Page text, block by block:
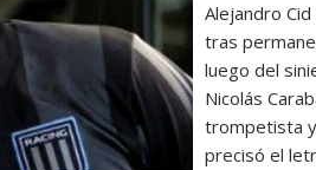
Alejandro
tras
luego del
Nicolás
trompetista
precisó el